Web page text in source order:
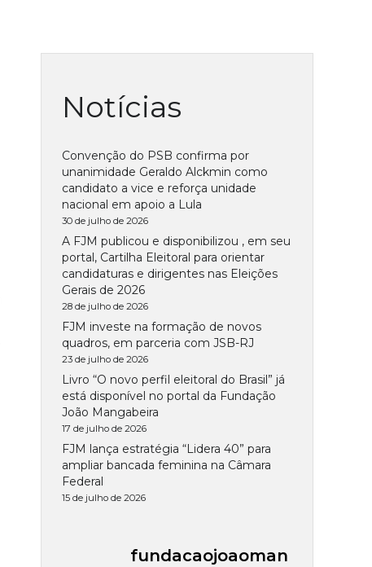
Notícias
Convenção do PSB confirma por
unanimidade Geraldo Alckmin como
candidato a vice e reforça unidade
nacional em apoio a Lula
30 de julho de 2026
A FJM publicou e disponibilizou , em seu
portal, Cartilha Eleitoral para orientar
candidaturas e dirigentes nas Eleições
Gerais de 2026
28 de julho de 2026
FJM investe na formação de novos
quadros, em parceria com JSB-RJ
23 de julho de 2026
Livro “O novo perfil eleitoral do Brasil” já
está disponível no portal da Fundação
João Mangabeira
17 de julho de 2026
FJM lança estratégia “Lidera 40” para
ampliar bancada feminina na Câmara
Federal
15 de julho de 2026
fundacaojoaoman